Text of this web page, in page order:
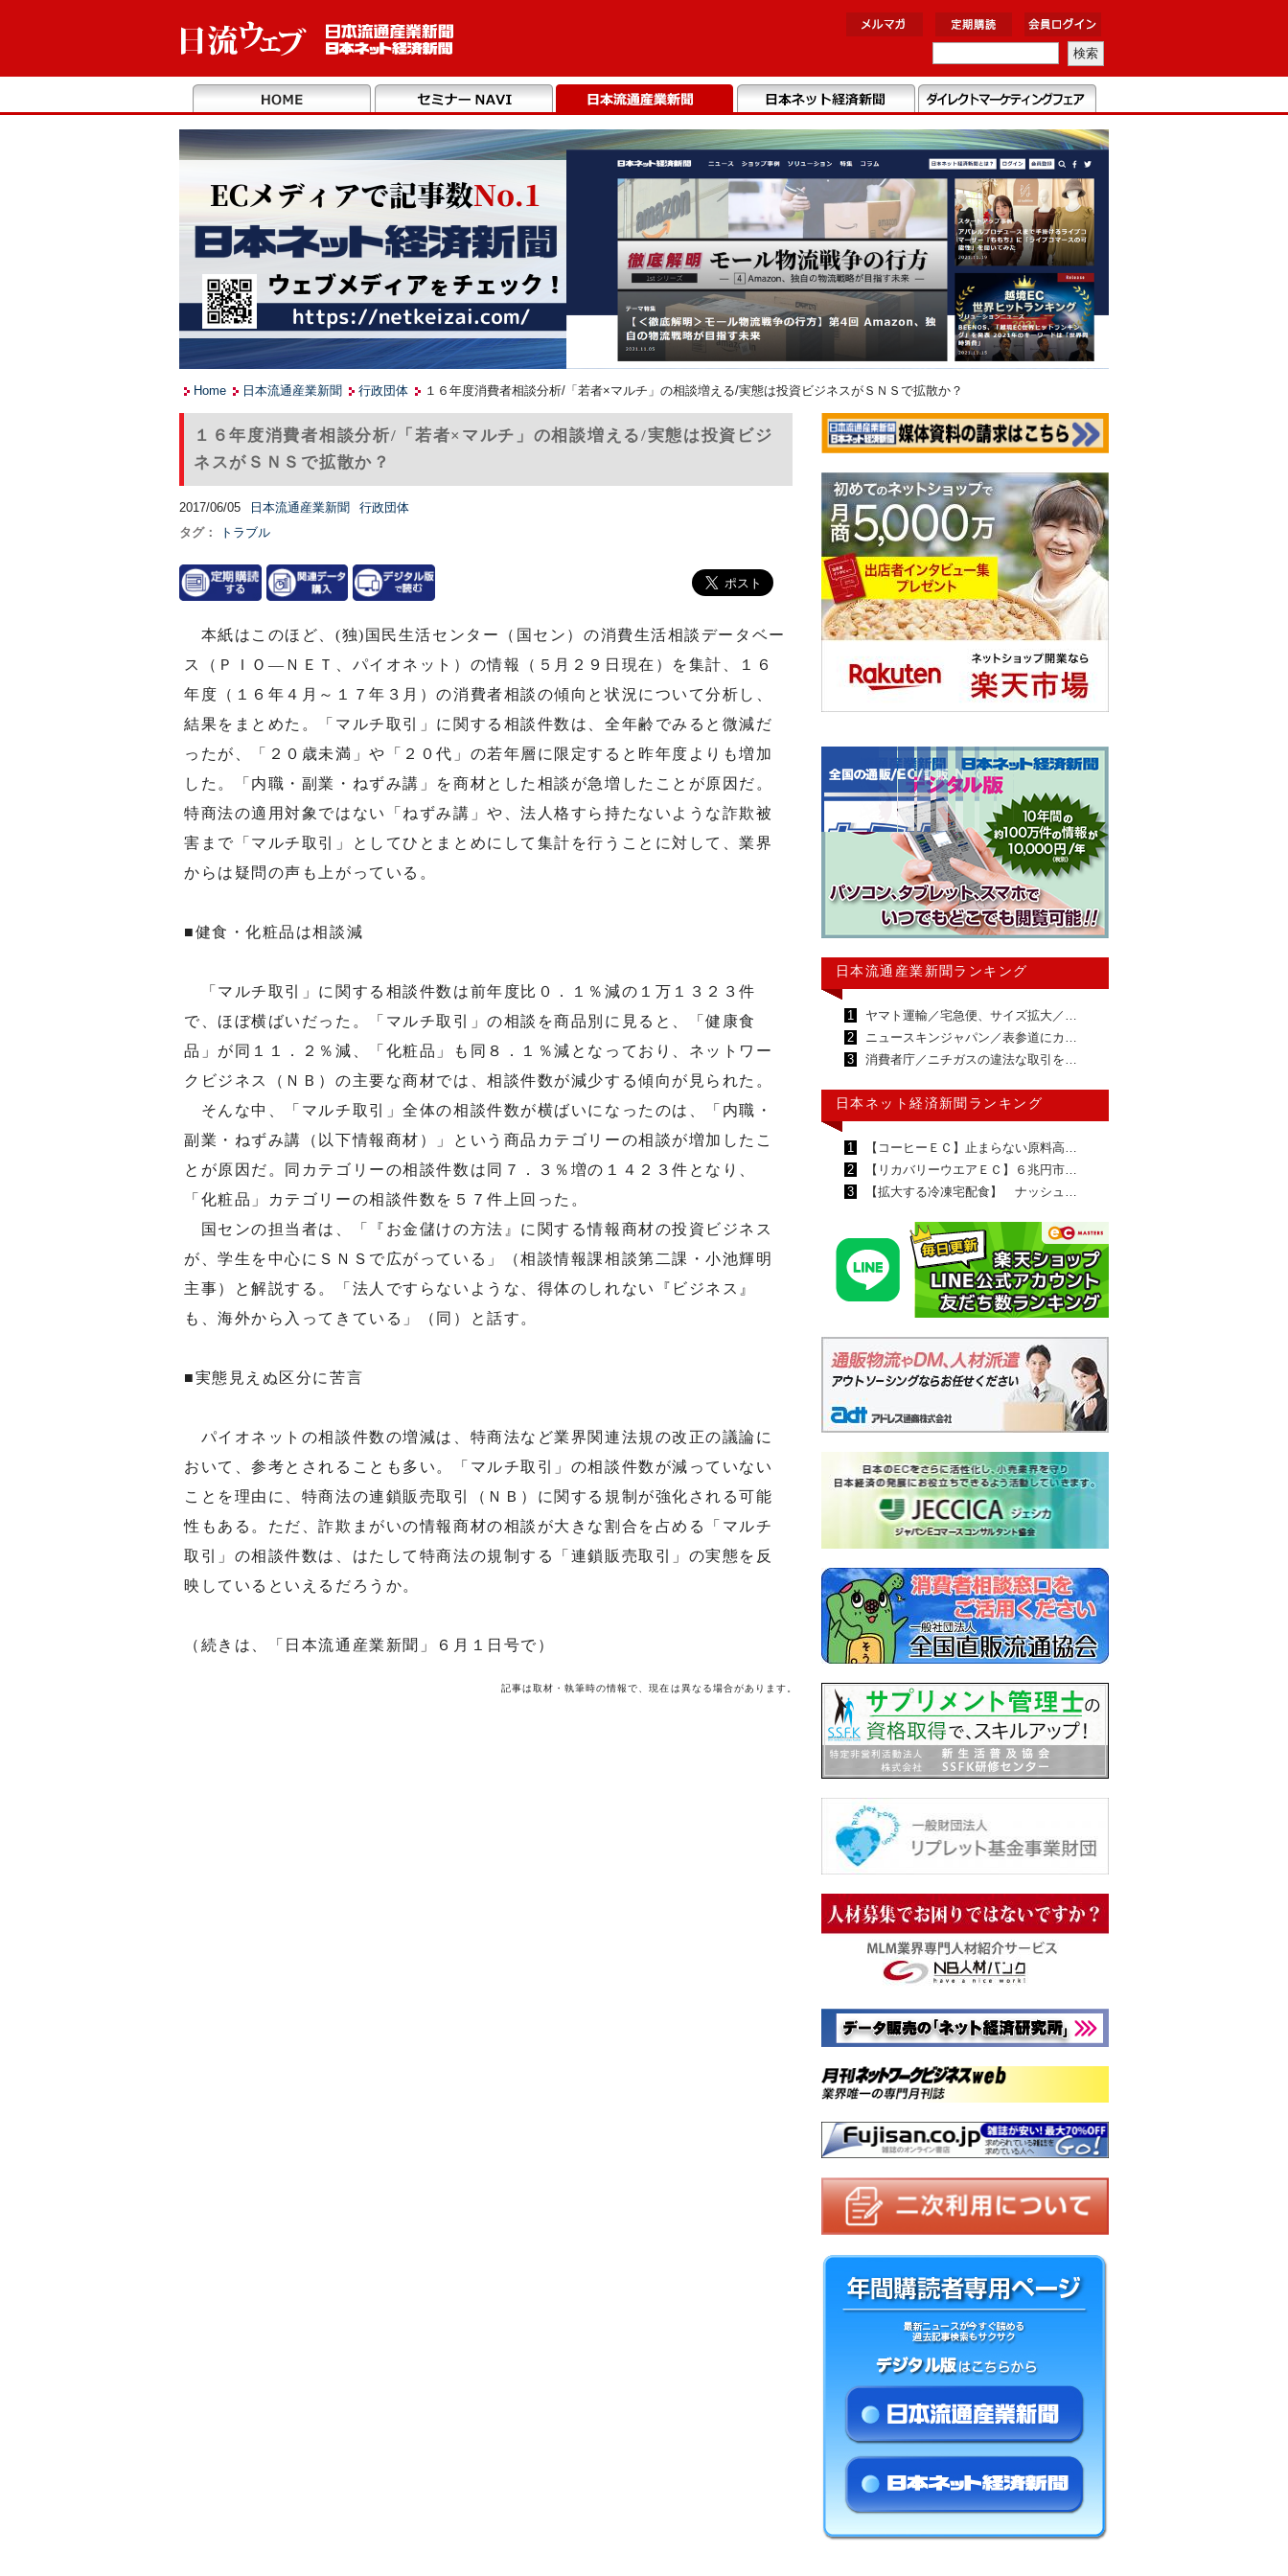
Home 日本流通産業新聞 行政団体 １６年度消費者相談分析/「若者×マルチ」の相談増える/実態は投資ビジネスがＳＮＳで拡散か？
１６年度消費者相談分析/「若者×マルチ」の相談増える/実態は投資ビジ
ネスがＳＮＳで拡散か？
2017/06/05 日本流通産業新聞
行政団体
タグ：
トラブル
本紙はこのほど、(独)国民生活センター（国セン）の消費生活相談データベー
ス（ＰＩＯ―ＮＥＴ、パイオネット）の情報（５月２９日現在）を集計、１６
年度（１６年４月～１７年３月）の消費者相談の傾向と状況について分析し、
結果をまとめた。「マルチ取引」に関する相談件数は、全年齢でみると微減だ
ったが、「２０歳未満」や「２０代」の若年層に限定すると昨年度よりも増加
した。「内職・副業・ねずみ講」を商材とした相談が急増したことが原因だ。
特商法の適用対象ではない「ねずみ講」や、法人格すら持たないような詐欺被
害まで「マルチ取引」としてひとまとめにして集計を行うことに対して、業界
からは疑問の声も上がっている。
■健食・化粧品は相談減
「マルチ取引」に関する相談件数は前年度比０．１％減の１万１３２３件
で、ほぼ横ばいだった。「マルチ取引」の相談を商品別に見ると、「健康食
品」が同１１．２％減、「化粧品」も同８．１％減となっており、ネットワー
クビジネス（ＮＢ）の主要な商材では、相談件数が減少する傾向が見られた。
そんな中、「マルチ取引」全体の相談件数が横ばいになったのは、「内職・
副業・ねずみ講（以下情報商材）」という商品カテゴリーの相談が増加したこ
とが原因だ。同カテゴリーの相談件数は同７．３％増の１４２３件となり、
「化粧品」カテゴリーの相談件数を５７件上回った。
国センの担当者は、「『お金儲けの方法』に関する情報商材の投資ビジネス
が、学生を中心にＳＮＳで広がっている」（相談情報課相談第二課・小池輝明
主事）と解説する。「法人ですらないような、得体のしれない『ビジネス』
も、海外から入ってきている」（同）と話す。
■実態見えぬ区分に苦言
パイオネットの相談件数の増減は、特商法など業界関連法規の改正の議論に
おいて、参考とされることも多い。「マルチ取引」の相談件数が減っていない
ことを理由に、特商法の連鎖販売取引（ＮＢ）に関する規制が強化される可能
性もある。ただ、詐欺まがいの情報商材の相談が大きな割合を占める「マルチ
取引」の相談件数は、はたして特商法の規制する「連鎖販売取引」の実態を反
映しているといえるだろうか。
（続きは、「日本流通産業新聞」６月１日号で）
記事は取材・執筆時の情報で、現在は異なる場合があります。
日本流通産業新聞ランキング
1
ヤマト運輸／宅急便、サイズ拡大／…
2
ニュースキンジャパン／表参道にカ…
3
消費者庁／ニチガスの違法な取引を…
日本ネット経済新聞ランキング
1
【コーヒーＥＣ】止まらない原料高…
2
【リカバリーウエアＥＣ】６兆円市…
3
【拡大する冷凍宅配食】 ナッシュ…